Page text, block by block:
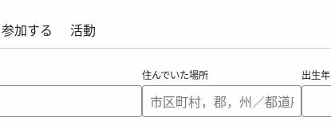
参加する 活動
住んでいた場所 出生年